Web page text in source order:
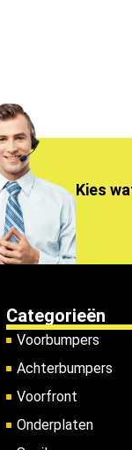
Kies
Categorieën
Voorbumpers
Achterbumpers
Voorfront
Onderplaten